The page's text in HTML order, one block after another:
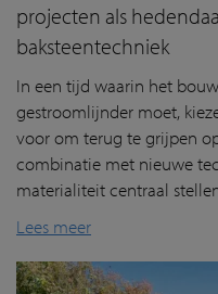
projecten als
baksteentechniek
In een tijd waarin het
gestroomlijnder moet,
voor om terug te grijpen
combinatie met nieuwe
materialiteit centraal
Lees meer